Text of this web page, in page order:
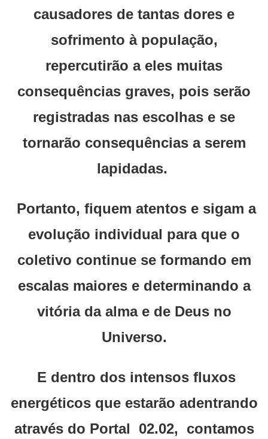
causadores de tantas dores e
sofrimento à população,
repercutirão a eles muitas
consequências graves, pois serão
registradas nas escolhas e se
tornarão consequências a serem
lapidadas.
Portanto, fiquem atentos e sigam a
evolução individual para que o
coletivo continue se formando em
escalas maiores e determinando a
vitória da alma e de Deus no
Universo.
E dentro dos intensos fluxos
energéticos que estarão adentrando
através do Portal 02.02, contamos